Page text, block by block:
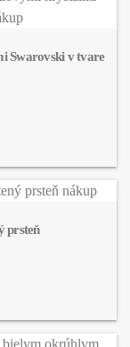
Swarovski v tvare
prsteň